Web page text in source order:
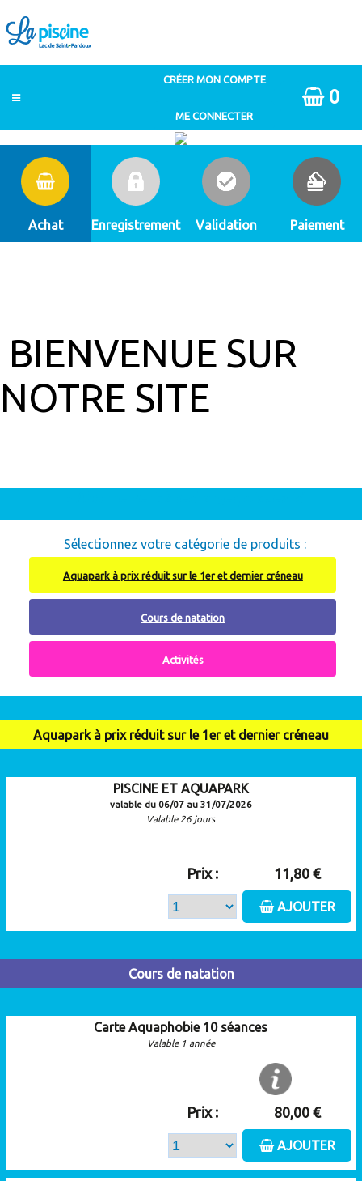
0
Achat Enregistrement Validation Paiement
BIENVENUE SUR
NOTRE SITE
Sélectionnez votre catégorie de produits :
Aquapark à prix réduit sur le 1er et dernier créneau
Cours de natation
Activités
Aquapark à prix réduit sur le 1er et dernier créneau
PISCINE ET AQUAPARK
valable du 06/07 au 31/07/2026
Valable 26 jours
Prix : 11,80 €
AJOUTER
Cours de natation
Carte Aquaphobie 10 séances
Valable 1 année
Prix : 80,00 €
AJOUTER